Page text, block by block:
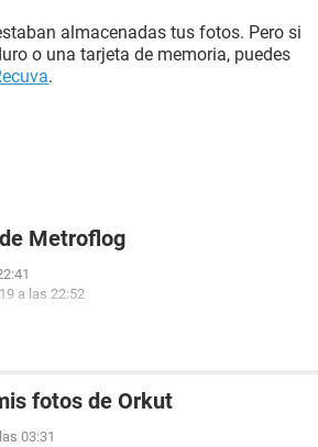
almacenadas tus fotos. Pero si
o una tarjeta de memoria, puedes
.
Metroflog
a las 22:52
fotos de Orkut
03:31